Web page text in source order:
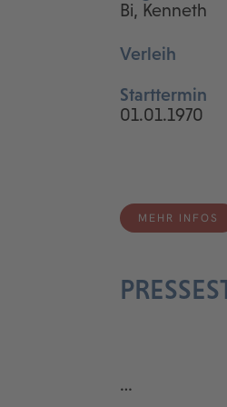
Bi, Kenneth
Verleih
Starttermin
01.01.1970
MEHR INFOS
…